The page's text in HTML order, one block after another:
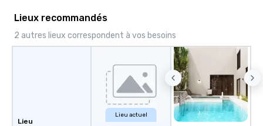
Lieux recommandés
2 autres lieux correspondent à vos besoins
Lieu
Lieu actuel